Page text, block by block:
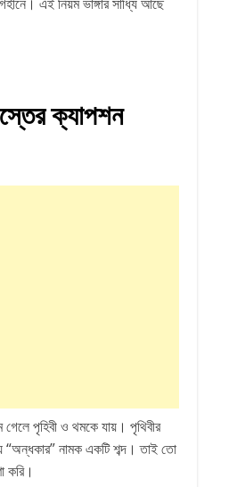
ক্যাপশন
গেলে পৃহিবী ও থমকে যায়। পৃথিবীর
“অন্ধকার” নামক একটি শব্দ। তাই তো
করি।